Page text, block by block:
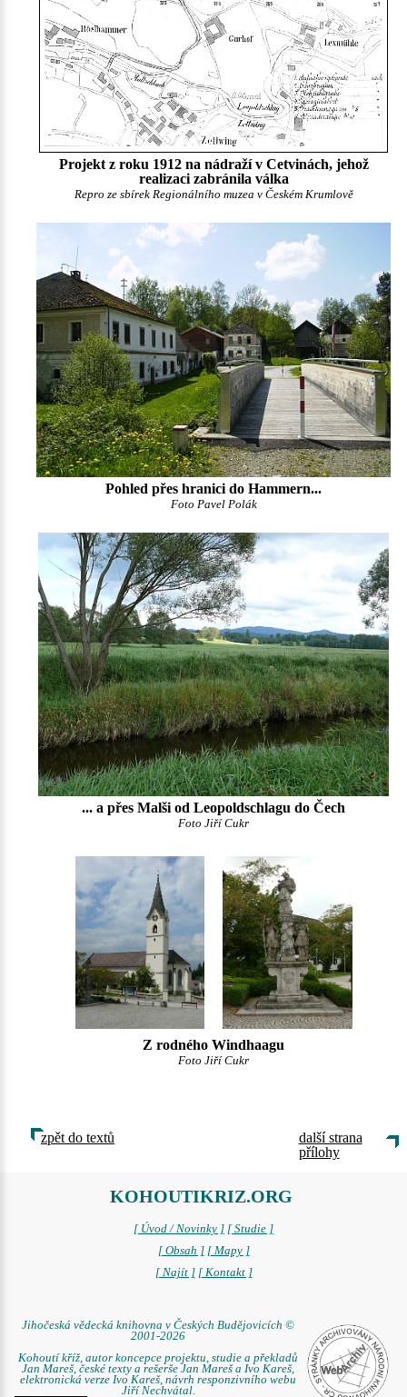
Projekt z roku 1912 na nádraží v Cetvinách, jehož
realizaci zabránila válka
Repro ze sbírek Regionálního muzea v Českém Krumlově
Pohled přes hranici do Hammern...
Foto Pavel Polák
... a přes Malši od Leopoldschlagu do Čech
Foto Jiří Cukr
Z rodného Windhaagu
Foto Jiří Cukr
zpět do textů
další strana
přílohy
KOHOUTIKRIZ.ORG
[ Úvod / Novinky ] [ Studie ]
[ Obsah ] [ Mapy ]
[ Najít ] [ Kontakt ]
Jihočeská vědecká knihovna v Českých Budějovicích ©
2001-2026
Kohoutí kříž, autor koncepce projektu, studie a překladů
Jan Mareš, české texty a rešerše Jan Mareš a Ivo Kareš,
elektronická verze Ivo Kareš, návrh responzivního webu
Jiří Nechvátal.